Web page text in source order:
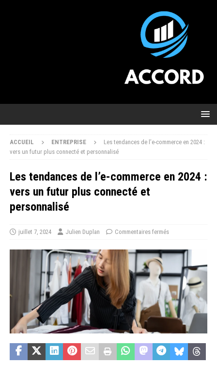
ACCUEIL ENTREPRISE
Les tendances de l’e-commerce en 2024 :
vers un futur plus connecté et personnalisé
Les tendances de l’e-commerce en 2024 :
vers un futur plus connecté et
personnalisé
juillet 7, 2024 Julien Duplan Commentaires fermés